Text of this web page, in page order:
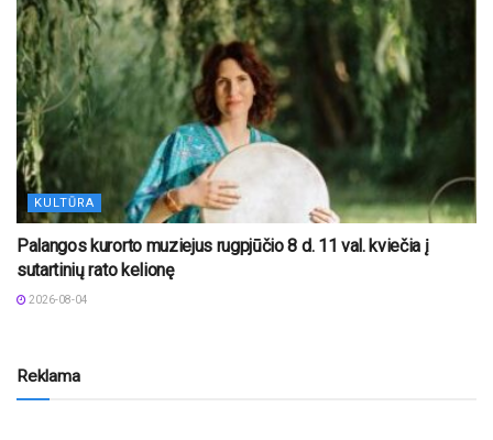
KULTŪRA
Palangos kurorto muziejus rugpjūčio 8 d. 11 val. kviečia į
sutartinių rato kelionę
2026-08-04
Reklama